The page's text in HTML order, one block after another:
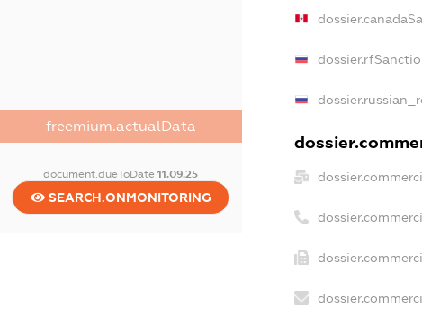
freemium.actualData
document.dueToDate11.09.25
SEARCH.ONMONITORING